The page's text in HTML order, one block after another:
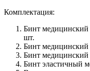
Комплектация:
Бинт медицинский
шт.
Бинт медицинский
Бинт медицинский
Бинт эластичный